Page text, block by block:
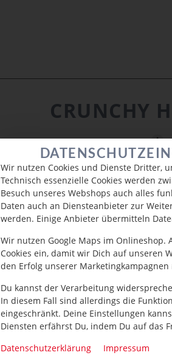
Wir nutzen Cookies und Dienste Dritter,
Technisch essenzielle Cookies werden
Besuch unseres Webshops auch alles
Daten auch an Diensteanbieter zur
werden. Einige Anbieter übermitteln
Wir nutzen Google Maps im Onlineshop.
Cookies ein, damit wir Dich auf unseren
den Erfolg unserer Marketingkampagnen
Du kannst der Verarbeitung
In diesem Fall sind allerdings die
eingeschränkt. Deine Einstellungen
Diensten erfährst Du, indem Du auf das
Datenschutzerklärung
Impressum
CRUNCHY